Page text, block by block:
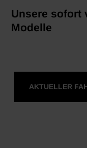
Unsere sofort
Modelle
AKTUELLER